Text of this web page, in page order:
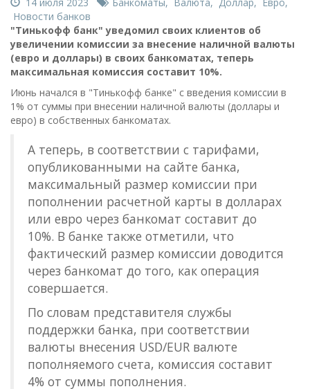
Новости банков
"Тинькофф банк" уведомил своих клиентов об
увеличении комиссии за внесение наличной валюты
(евро и доллары) в своих банкоматах, теперь
максимальная комиссия составит 10%.
Июнь начался в "Тинькофф банке" с введения комиссии в
1% от суммы при внесении наличной валюты (доллары и
евро) в собственных банкоматах.
А теперь, в соответствии с тарифами,
опубликованными на сайте банка,
максимальный размер комиссии при
пополнении расчетной карты в долларах
или евро через банкомат составит до
10%. В банке также отметили, что
фактический размер комиссии доводится
через банкомат до того, как операция
совершается.
По словам представителя службы
поддержки банка, при соответствии
валюты внесения USD/EUR валюте
пополняемого счета, комиссия составит
4% от суммы пополнения.